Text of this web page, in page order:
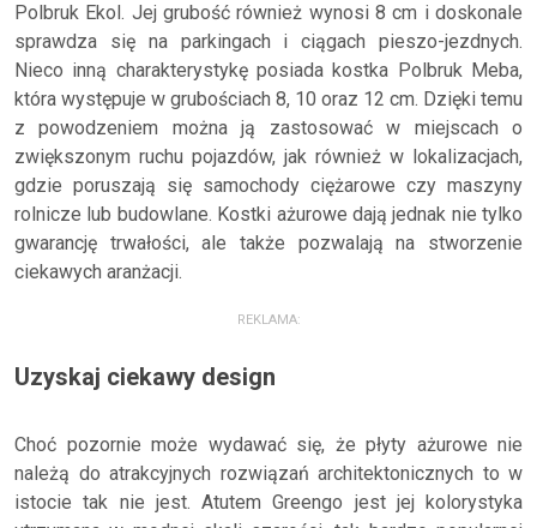
Polbruk Ekol. Jej grubość również wynosi 8 cm i doskonale
sprawdza się na parkingach i ciągach pieszo-jezdnych.
Nieco inną charakterystykę posiada kostka Polbruk Meba,
która występuje w grubościach 8, 10 oraz 12 cm. Dzięki temu
z powodzeniem można ją zastosować w miejscach o
zwiększonym ruchu pojazdów, jak również w lokalizacjach,
gdzie poruszają się samochody ciężarowe czy maszyny
rolnicze lub budowlane. Kostki ażurowe dają jednak nie tylko
gwarancję trwałości, ale także pozwalają na stworzenie
ciekawych aranżacji.
REKLAMA:
Uzyskaj ciekawy design
Choć pozornie może wydawać się, że płyty ażurowe nie
należą do atrakcyjnych rozwiązań architektonicznych to w
istocie tak nie jest. Atutem Greengo jest jej kolorystyka